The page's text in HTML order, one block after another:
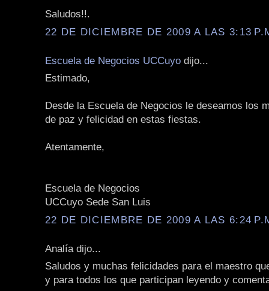
Saludos!!.
22 DE DICIEMBRE DE 2009 A LAS 3:13
Escuela de Negocios UCCuyo dijo...
Estimado,
Desde la Escuela de Negocios le deseamos los
de paz y felicidad en estas fiestas.
Atentamente,
Escuela de Negocios
UCCuyo Sede San Luis
22 DE DICIEMBRE DE 2009 A LAS 6:24
Analía dijo...
Saludos y muchas felicidades para el maestro
y para todos los que participan leyendo y